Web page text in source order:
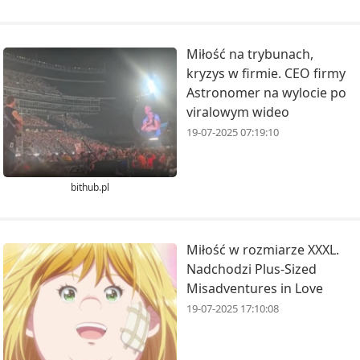
bithub.pl
Miłość na trybunach,
kryzys w firmie. CEO firmy
Astronomer na wylocie po
viralowym wideo
19-07-2025 07:19:10
Miłość w rozmiarze XXXL.
Nadchodzi Plus-Sized
Misadventures in Love
19-07-2025 17:10:08